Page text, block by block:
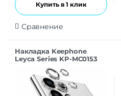
Купить в 1 клик
Сравнение
Накладка Keephone
Leyca Series KP-MC0153
для Samsung S24Ultra